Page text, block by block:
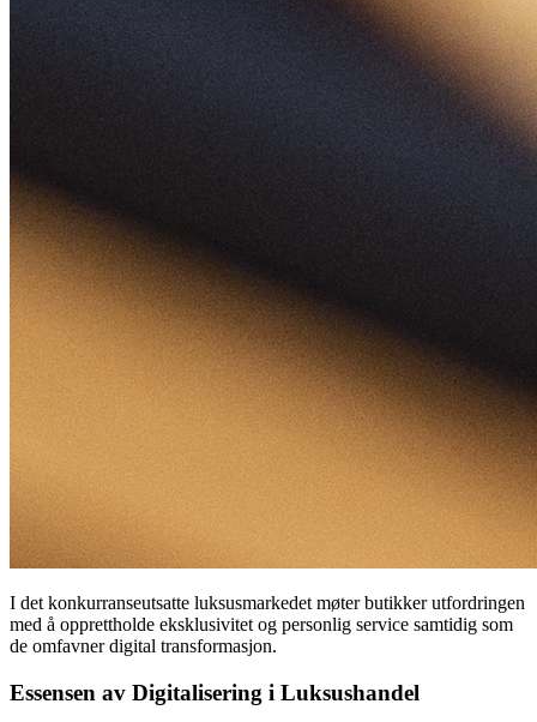
I det konkurranseutsatte luksusmarkedet møter butikker utfordringen
med å opprettholde eksklusivitet og personlig service samtidig som
de omfavner digital transformasjon.
Essensen av Digitalisering i Luksushandel